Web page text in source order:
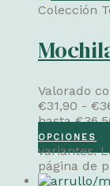
Colección
Valorado
€31,90 - €
hasta
OPCIONES
variantes.
página de